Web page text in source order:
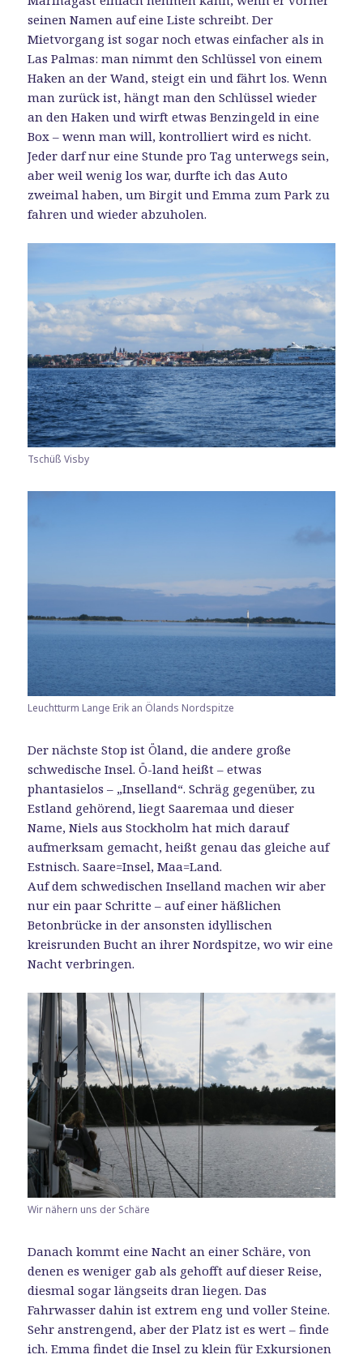
seinen Namen auf eine Liste schreibt. Der
Mietvorgang ist sogar noch etwas einfacher als in
Las Palmas: man nimmt den Schlüssel von einem
Haken an der Wand, steigt ein und fährt los. Wenn
man zurück ist, hängt man den Schlüssel wieder
an den Haken und wirft etwas Benzingeld in eine
Box – wenn man will, kontrolliert wird es nicht.
Jeder darf nur eine Stunde pro Tag unterwegs sein,
aber weil wenig los war, durfte ich das Auto
zweimal haben, um Birgit und Emma zum Park zu
fahren und wieder abzuholen.
Tschüß Visby
Leuchtturm Lange Erik an Ölands Nordspitze
Der nächste Stop ist Öland, die andere große
schwedische Insel. Ö-land heißt – etwas
phantasielos – „Inselland“. Schräg gegenüber, zu
Estland gehörend, liegt Saaremaa und dieser
Name, Niels aus Stockholm hat mich darauf
aufmerksam gemacht, heißt genau das gleiche auf
Estnisch. Saare=Insel, Maa=Land.
Auf dem schwedischen Inselland machen wir aber
nur ein paar Schritte – auf einer häßlichen
Betonbrücke in der ansonsten idyllischen
kreisrunden Bucht an ihrer Nordspitze, wo wir eine
Nacht verbringen.
Wir nähern uns der Schäre
Danach kommt eine Nacht an einer Schäre, von
denen es weniger gab als gehofft auf dieser Reise,
diesmal sogar längseits dran liegen. Das
Fahrwasser dahin ist extrem eng und voller Steine.
Sehr anstrengend, aber der Platz ist es wert – finde
ich. Emma findet die Insel zu klein für Exkursionen